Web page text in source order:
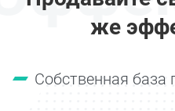
же
Собственная база